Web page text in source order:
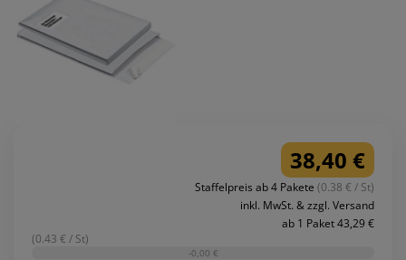
38,40 €
Staffelpreis ab 4 Pakete (0.38 € / St)
inkl. MwSt. & zzgl. Versand
ab 1 Paket 43,29 €
(0.43 € / St)
-0,00 €